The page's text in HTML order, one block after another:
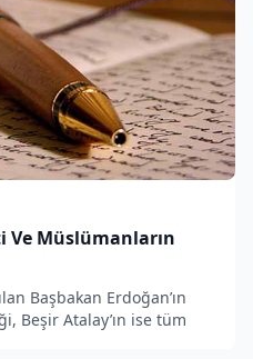
Ve Müslümanların
Başbakan Erdoğan’ın
Beşir Atalay’ın ise tüm